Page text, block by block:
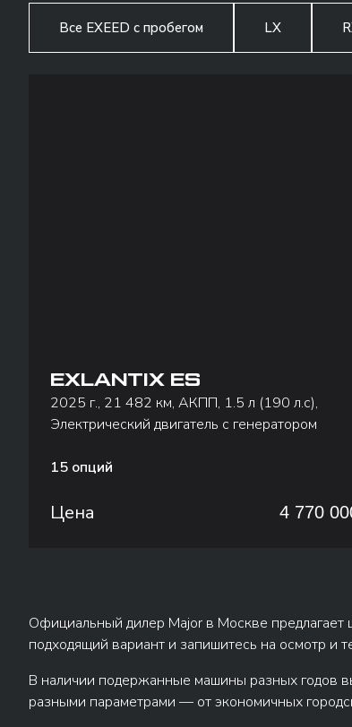
Все EXEED с пробегом LX
EXLANTIX ES
2025 г., 21 482 км, АКПП, 1.5 л (190 л.с),
Электрический двигатель с генератором
15 опций
Цена 4 770
Официальный дилер Major в Москве предлагает
подходящий вариант и запишитесь на осмотр и
В наличии подержанные машины разных годов
разными параметрами — от экономичных